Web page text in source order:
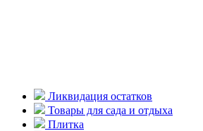
Ликвидация остатков
Товары для сада и отдыха
Плитка